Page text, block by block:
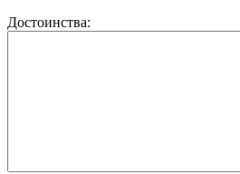
Достоинства: